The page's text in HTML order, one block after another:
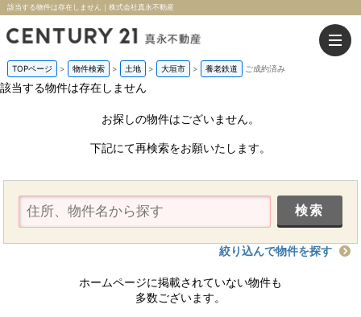
該当する物件は存在しません｜株式会社真永不動産
TOPページ > 物件検索 > 土地 > 大垣市 > 養老鉄道 ご成約済み
該当する物件は存在しません
お探しの物件はございません。
下記にて再検索をお願いたします。
絞り込んで物件を探す
ホームページに掲載されていない物件も
多数ございます。